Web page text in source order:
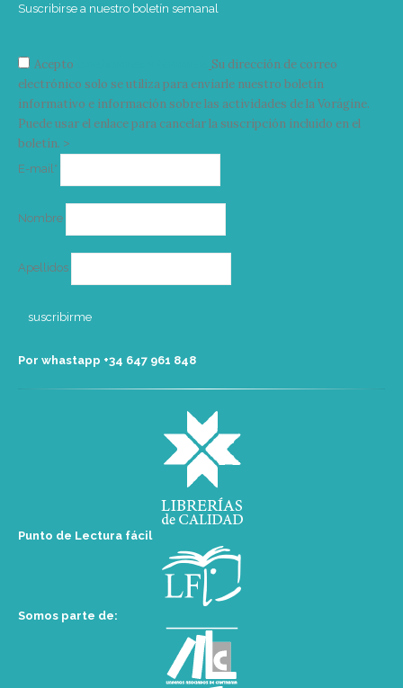
Suscribirse a nuestro boletín semanal
Acepto
Su dirección de correo
electrónico solo se utiliza para enviarle nuestro boletín
informativo e información sobre las actividades de la Vorágine.
Puede usar el enlace para cancelar la suscripción incluido en el
boletín. >
E-mail*
Nombre
Apellidos
Por whastapp +34 ‭647 961 848‬
Punto de Lectura fácil
Somos parte de: